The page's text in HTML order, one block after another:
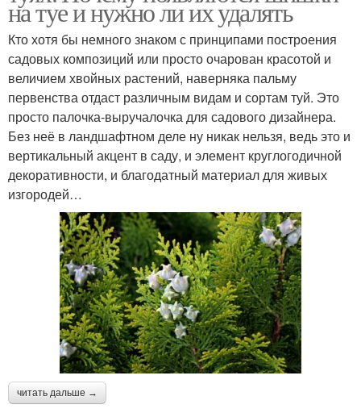
на туе и нужно ли их удалять
Кто хотя бы немного знаком с принципами построения
садовых композиций или просто очарован красотой и
величием хвойных растений, наверняка пальму
первенства отдаст различным видам и сортам туй. Это
просто палочка-выручалочка для садового дизайнера.
Без неё в ландшафтном деле ну никак нельзя, ведь это и
вертикальный акцент в саду, и элемент круглогодичной
декоративности, и благодатный материал для живых
изгородей…
читать дальше →